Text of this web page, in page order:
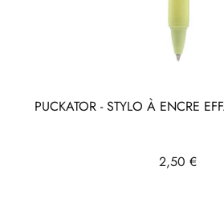
PUCKATOR - STYLO À ENCRE
Prix
2,50 €